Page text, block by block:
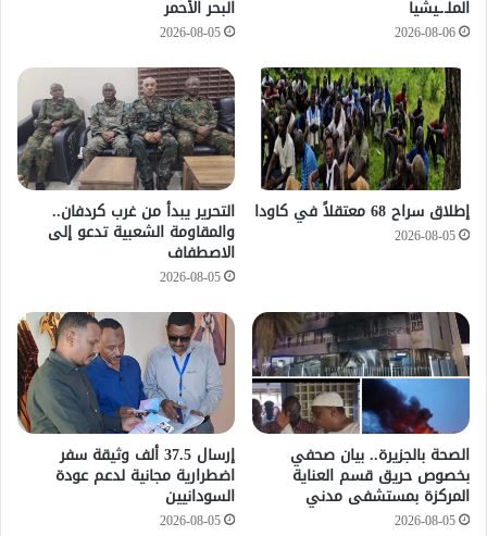
الملـ.ـيشيا
2026-08-06
البحر الأحمر
2026-08-05
إطلاق سراح 68 معتقلاً في كاودا
2026-08-05
التحرير يبدأ من غرب كردفان..
والمقاومة الشعبية تدعو إلى
الاصطفاف
2026-08-05
الصحة بالجزيرة.. بيان صحفي
بخصوص حريق قسم العناية
المركزة بمستشفى مدني
2026-08-05
إرسال 37.5 ألف وثيقة سفر
اضطرارية مجانية لدعم عودة
السودانيين
2026-08-05